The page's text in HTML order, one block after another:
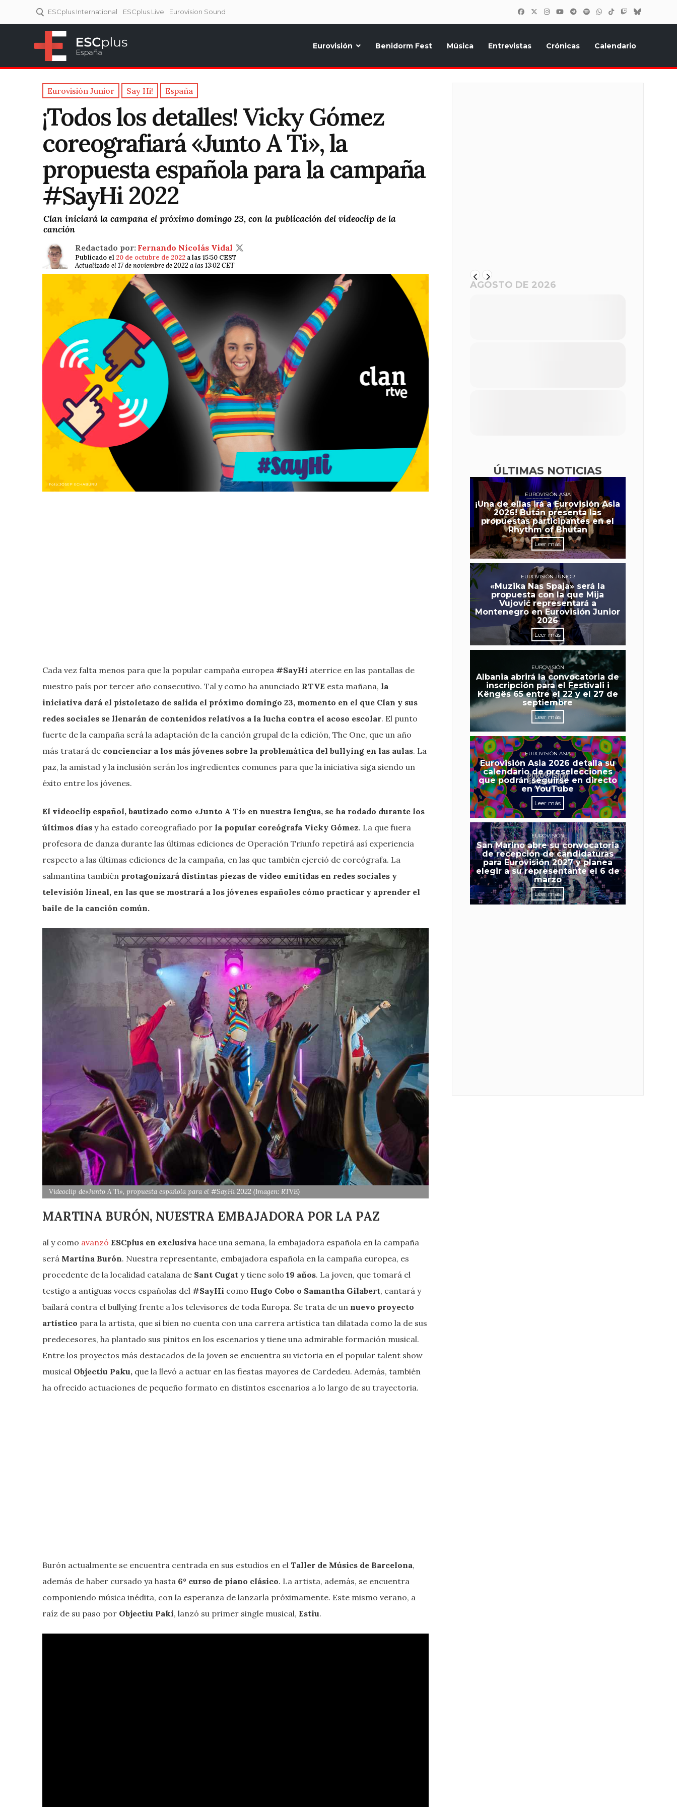
ESCplus International ESCplus Live Eurovision Sound
Eurovisión Benidorm Fest Música Entrevistas Crónicas Calendario
Eurovisión Junior Say Hi! España
¡Todos los detalles! Vicky Gómez
coreografiará «Junto A Ti», la
propuesta española para la campaña
#SayHi 2022
Clan iniciará la campaña el próximo domingo 23, con la publicación del videoclip de la
canción
Redactado por: Fernando Nicolás Vidal
Publicado el 20 de octubre de 2022 a las 15:50 CEST
Actualizado el 17 de noviembre de 2022 a las 13:02 CET
Cada vez falta menos para que la popular campaña europea #SayHi aterrice en las pantallas de
nuestro país por tercer año consecutivo. Tal y como ha anunciado RTVE esta mañana, la
iniciativa dará el pistoletazo de salida el próximo domingo 23, momento en el que Clan y sus
redes sociales se llenarán de contenidos relativos a la lucha contra el acoso escolar. El punto
fuerte de la campaña será la adaptación de la canción grupal de la edición, The One, que un año
más tratará de concienciar a los más jóvenes sobre la problemática del bullying en las aulas. La
paz, la amistad y la inclusión serán los ingredientes comunes para que la iniciativa siga siendo un
éxito entre los jóvenes.
El videoclip español, bautizado como «Junto A Ti» en nuestra lengua, se ha rodado durante los
últimos días y ha estado coreografiado por la popular coreógrafa Vicky Gómez. La que fuera
profesora de danza durante las últimas ediciones de Operación Triunfo repetirá así experiencia
respecto a las últimas ediciones de la campaña, en las que también ejerció de coreógrafa. La
salmantina también protagonizará distintas piezas de video emitidas en redes sociales y
televisión lineal, en las que se mostrará a los jóvenes españoles cómo practicar y aprender el
baile de la canción común.
Videoclip de»Junto A Ti», propuesta española para el #SayHi 2022 (Imagen: RTVE)
MARTINA BURÓN, NUESTRA EMBAJADORA POR LA PAZ
al y como avanzó ESCplus en exclusiva hace una semana, la embajadora española en la campaña
será Martina Burón. Nuestra representante, embajadora española en la campaña europea, es
procedente de la localidad catalana de Sant Cugat y tiene solo 19 años. La joven, que tomará el
testigo a antiguas voces españolas del #SayHi como Hugo Cobo o Samantha Gilabert, cantará y
bailará contra el bullying frente a los televisores de toda Europa. Se trata de un nuevo proyecto
artístico para la artista, que si bien no cuenta con una carrera artística tan dilatada como la de sus
predecesores, ha plantado sus pinitos en los escenarios y tiene una admirable formación musical.
Entre los proyectos más destacados de la joven se encuentra su victoria en el popular talent show
musical Objectiu Paku, que la llevó a actuar en las fiestas mayores de Cardedeu. Además, también
ha ofrecido actuaciones de pequeño formato en distintos escenarios a lo largo de su trayectoria.
Burón actualmente se encuentra centrada en sus estudios en el Taller de Músics de Barcelona,
además de haber cursado ya hasta 6º curso de piano clásico. La artista, además, se encuentra
componiendo música inédita, con la esperanza de lanzarla próximamente. Este mismo verano, a
raíz de su paso por Objectiu Paki, lanzó su primer single musical, Estiu.
AGOSTO DE 2026
ÚLTIMAS NOTICIAS
EUROVISIÓN ASIA
¡Una de ellas irá a Eurovisión Asia
2026! Bután presenta las
propuestas participantes en el
Rhythm of Bhutan
Leer más
EUROVISIÓN JUNIOR
«Muzika Nas Spaja» será la
propuesta con la que Mija
Vujović representará a
Montenegro en Eurovisión Junior
2026
Leer más
EUROVISIÓN
Albania abrirá la convocatoria de
inscripción para el Festivali i
Këngës 65 entre el 22 y el 27 de
septiembre
Leer más
EUROVISIÓN ASIA
Eurovisión Asia 2026 detalla su
calendario de preselecciones
que podrán seguirse en directo
en YouTube
Leer más
EUROVISIÓN
San Marino abre su convocatoria
de recepción de candidaturas
para Eurovisión 2027 y planea
elegir a su representante el 6 de
marzo
Leer más